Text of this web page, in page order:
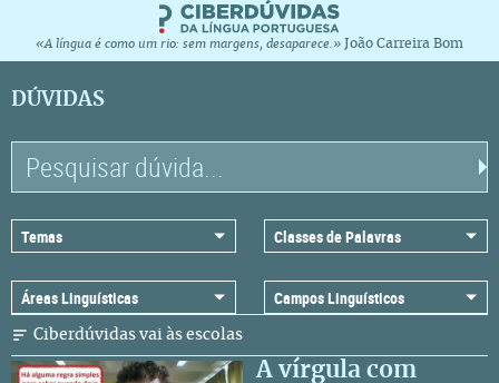
«A língua é como um rio: sem margens, desaparece.» João Carreira Bom
DÚVIDAS
Ciberdúvidas vai às escolas
A vírgula com